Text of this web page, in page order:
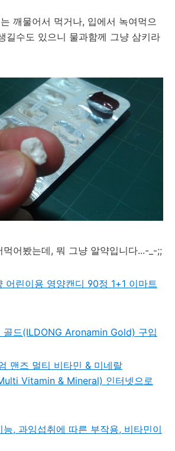
깨물어서 먹거나, 입에서 녹여먹으
길수도 있으니 물과함께 그냥 삼키라
먹어봤는데, 뭐 그냥 알약입니다...-_-;;
어린이용 영양캔디 90정 1+1 이마트
골드(ILDONG Aronamin Gold) 구입
맨즈 멀티 비타민 & 미네랄
Vitamin & Mineral) 인터넷으로
, 과잉섭취에 따른 부작용, 비타민이